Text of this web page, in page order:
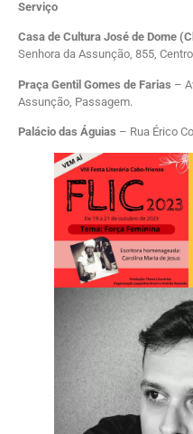
Serviço
Casa de Cultura José de Dome
Senhora da Assunção, 855,
Praça Gentil Gomes de Farias –
Assunção, Passagem.
Palácio das Águias – Rua Érico